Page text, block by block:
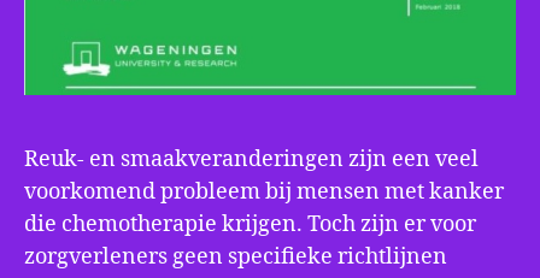
Reuk- en smaakveranderingen zijn een veel
voorkomend probleem bij mensen met kanker
die chemotherapie krijgen. Toch zijn er voor
zorgverleners geen specifieke richtlijnen